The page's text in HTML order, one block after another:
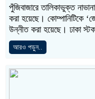
পুঁজিবাজারে তালিকাভুক্ত
করা হয়েছে। কোম্পানিটিকে
উন্নীত করা হয়েছে। ঢাকা স্টক
আরও পড়ুন..